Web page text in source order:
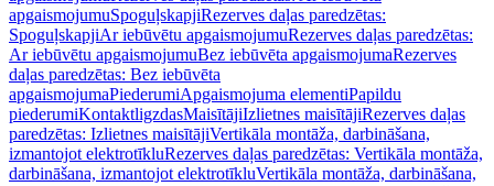
apgaismojumuSpoguļskapjiRezerves daļas paredzētas:
SpoguļskapjiAr iebūvētu apgaismojumuRezerves daļas paredzētas:
Ar iebūvētu apgaismojumuBez iebūvēta apgaismojumaRezerves
daļas paredzētas: Bez iebūvēta
apgaismojumaPiederumiApgaismojuma elementiPapildu
piederumiKontaktligzdasMaisītājiIzlietnes maisītājiRezerves daļas
paredzētas: Izlietnes maisītājiVertikāla montāža, darbināšana,
izmantojot elektrotīkluRezerves daļas paredzētas: Vertikāla montāža,
darbināšana, izmantojot elektrotīkluVertikāla montāža, darbināšana,